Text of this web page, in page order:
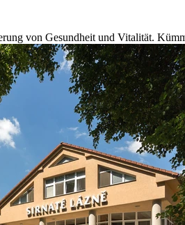
von Gesundheit und Vitalität.